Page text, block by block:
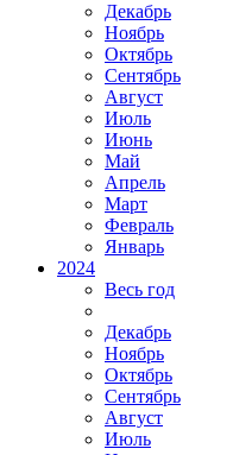
Декабрь
Ноябрь
Октябрь
Сентябрь
Август
Июль
Июнь
Май
Апрель
Март
Февраль
Январь
2024
Весь год
Декабрь
Ноябрь
Октябрь
Сентябрь
Август
Июль